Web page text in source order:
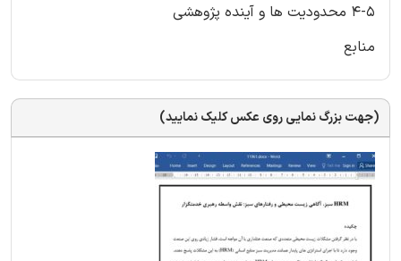
4-5 محدودیت ها و آینده پژوهشی
منابع
(جهت بزرگ نمایی روی عکس کلیک نمایید)